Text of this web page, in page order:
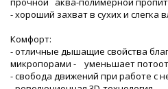
- хороший захват в сухих и слегка
Комфорт:
- отличные дышащие свойства
микропорами - уменьшает
- свобода движений при работе с